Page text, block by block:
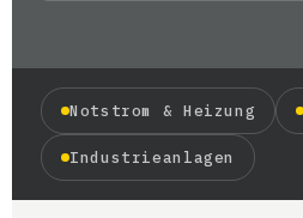
Notstrom & Heizung
Industrieanlagen